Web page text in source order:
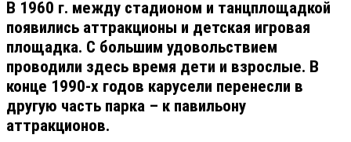
В 1960 г. между стадионом и танцплощадкой
появились аттракционы и детская игровая
площадка. С большим удовольствием
проводили здесь время дети и взрослые. В
конце 1990-х годов карусели перенесли в
другую часть парка – к павильону
аттракционов.